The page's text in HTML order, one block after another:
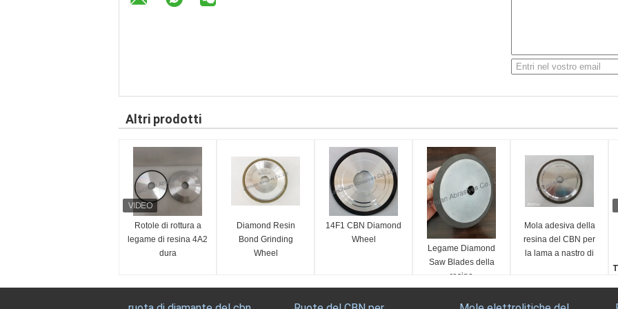
Altri prodotti
Rotole di rottura a
legame di resina 4A2
dura
Diamond Resin
Bond Grinding
Wheel
14F1 CBN Diamond
Wheel
Legame Diamond
Saw Blades della
resina
Mola adesiva della
resina del CBN per
la lama a nastro di